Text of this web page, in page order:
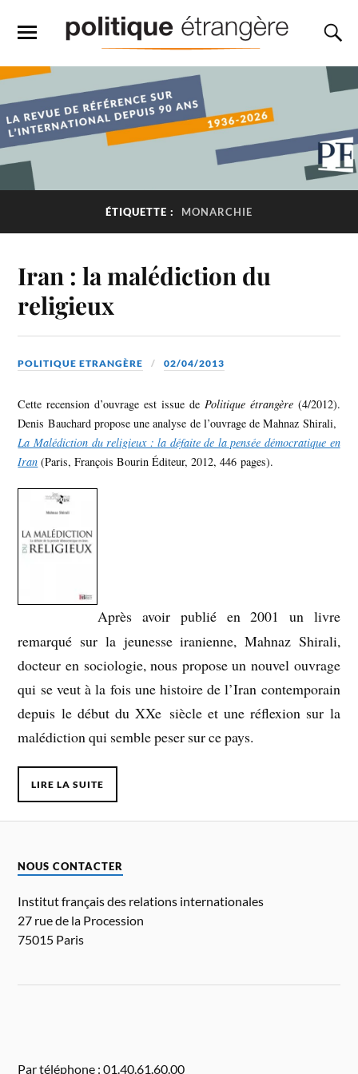
ÉTIQUETTE : MONARCHIE
Iran : la malédiction du
religieux
POLITIQUE ETRANGÈRE 02/04/2013
Cette recension d’ouvrage est issue de Politique étrangère(4/2012).
Denis Bauchard propose une analyse de l’ouvrage de Mahnaz Shirali,
La Malédiction du religieux : la défaite de la pensée démocratique en
Iran (Paris, François Bourin Éditeur, 2012, 446 pages).
Après avoir publié en 2001 un livre
remarqué sur la jeunesse iranienne, Mahnaz Shirali,
docteur en sociologie, nous propose un nouvel ouvrage
qui se veut à la fois une histoire de l’Iran contemporain
depuis le début du XXe siècle et une réflexion sur la
malédiction qui semble peser sur ce pays.
LIRE LA SUITE
NOUS CONTACTER
Institut français des relations internationales
27 rue de la Procession
75015 Paris
Par téléphone : 01.40.61.60.00